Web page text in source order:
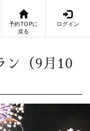
予約TOPに
戻る
ログイン
ン（9月10